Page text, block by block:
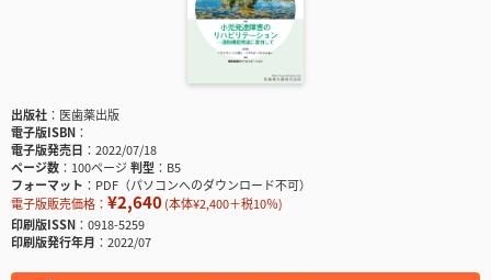
出版社
医歯薬出版
電子版ISBN
電子版発売日
2022/07/18
ページ数
100ページ判型
B5
フォーマット
PDF（パソコンへのダウンロード不可）
電子版販売価格： ¥2,640(本体¥2,400＋税10％)
印刷版ISSN
0918-5259
印刷版発行年月
2022/07